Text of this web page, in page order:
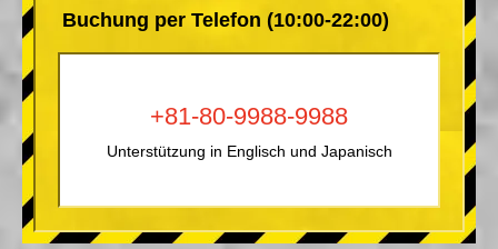
Buchung per Telefon (10:00-22:00)
+81-80-9988-9988
Unterstützung in Englisch und Japanisch